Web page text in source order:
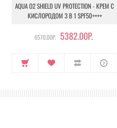
AQUA O2 SHIELD UV PROTECTION - КРЕМ С
КИСЛОРОДОМ 3 В 1 SPF50++++
6570.00Р. 5382.00Р.